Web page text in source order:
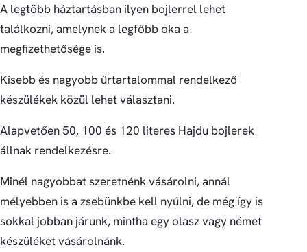
A legtöbb háztartásban ilyen bojlerrel lehet
találkozni, amelynek a legfőbb oka a
megfizethetősége is.
Kisebb és nagyobb űrtartalommal rendelkező
készülékek közül lehet választani.
Alapvetően 50, 100 és 120 literes Hajdu bojlerek
állnak rendelkezésre.
Minél nagyobbat szeretnénk vásárolni, annál
mélyebben is a zsebünkbe kell nyúlni, de még így is
sokkal jobban járunk, mintha egy olasz vagy német
készüléket vásárolnánk.